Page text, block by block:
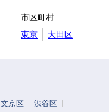
市区町村
東京
大田区
文京区 渋谷区